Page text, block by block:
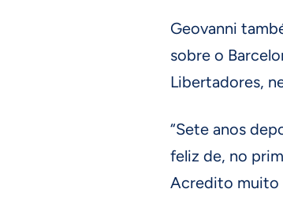
Geovanni
sobre o
Libertadores,
“Sete anos
feliz de, no
Acredito muito